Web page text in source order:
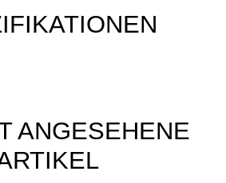
ANGESEHENE